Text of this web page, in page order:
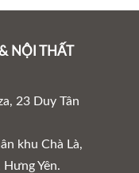
NỘI THẤT
23 Duy Tân
khu Chà Là,
Yên.